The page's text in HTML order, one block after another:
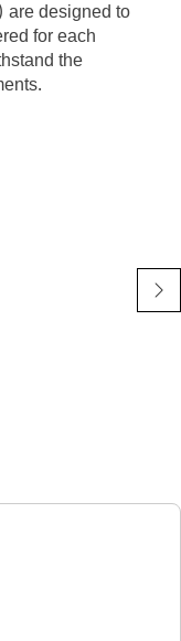
are designed to
for each